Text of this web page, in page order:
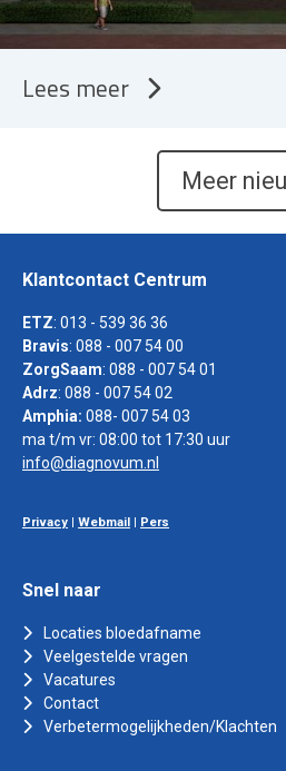
Lees meer
Meer
Klantcontact Centrum
ETZ: 013 - 539 36 36
Bravis: 088 - 007 54 00
ZorgSaam: 088 - 007 54 01
Adrz: 088 - 007 54 02
Amphia: 088- 007 54 03
ma t/m vr: 08:00 tot 17:30 uur
info@diagnovum.nl
Privacy Webmail Pers
Snel naar
Locaties bloedafname
Veelgestelde vragen
Vacatures
Contact
Verbetermogelijkheden/Klachten